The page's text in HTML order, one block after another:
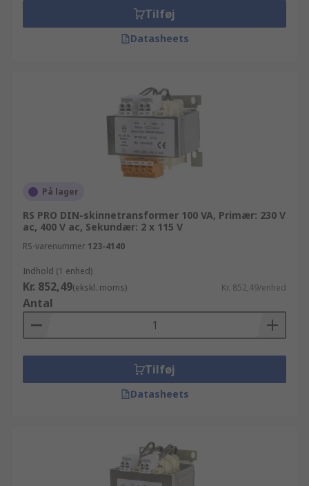
Tilføj
Datasheets
På lager
RS PRO DIN-skinnetransformer 100 VA, Primær: 230 V
ac, 400 V ac, Sekundær: 2 x 115 V
RS-varenummer 123-4140
Indhold (1 enhed)
Kr. 852,49(ekskl. moms) Kr. 852,49/enhed
Antal
Tilføj
Datasheets